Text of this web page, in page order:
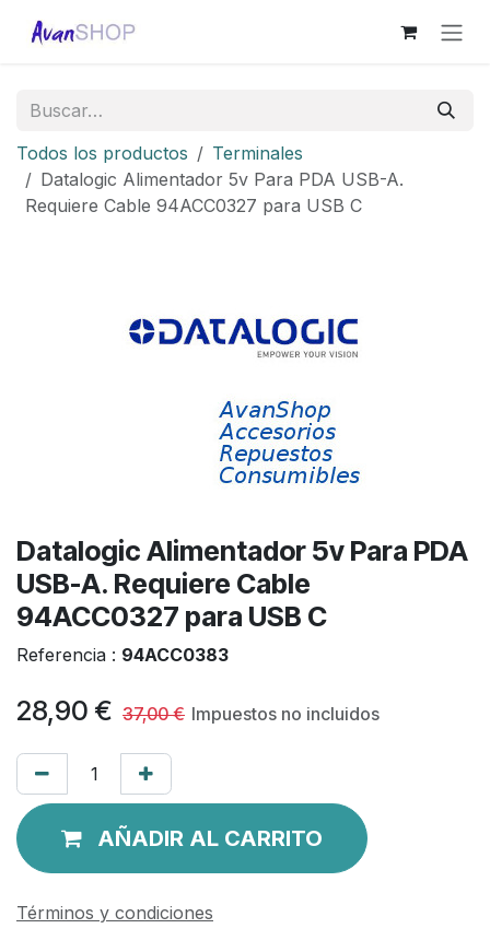
Todos los productos
Terminales
Datalogic Alimentador 5v Para PDA USB-A.
Requiere Cable 94ACC0327 para USB C
Datalogic Alimentador 5v Para PDA
USB-A. Requiere Cable
94ACC0327 para USB C
Referencia : 94ACC0383
28,90 € 37,00€ Impuestos no incluidos
AÑADIR AL CARRITO
Términos y condiciones